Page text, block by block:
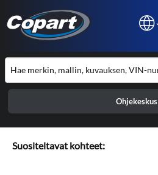
Ohjekeskus
Suositeltavat kohteet: